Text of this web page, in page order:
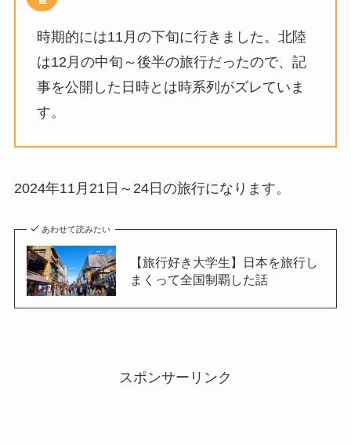
時期的には11月の下旬に行きました。北陸
は12月の中旬～後半の旅行だったので、記
事を公開した日時とは時系列がズレていま
す。
2024年11月21日～24日の旅行になります。
あわせて読みたい
【旅行好き大学生】日本を旅行し
まくって全国制覇した話
スポンサーリンク